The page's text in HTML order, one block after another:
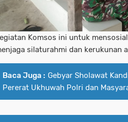
Komsos ini untuk
silaturahmi dan kerukunan
Baca Juga : Gebyar Sholawat
Pererat Ukhuwah Polri dan